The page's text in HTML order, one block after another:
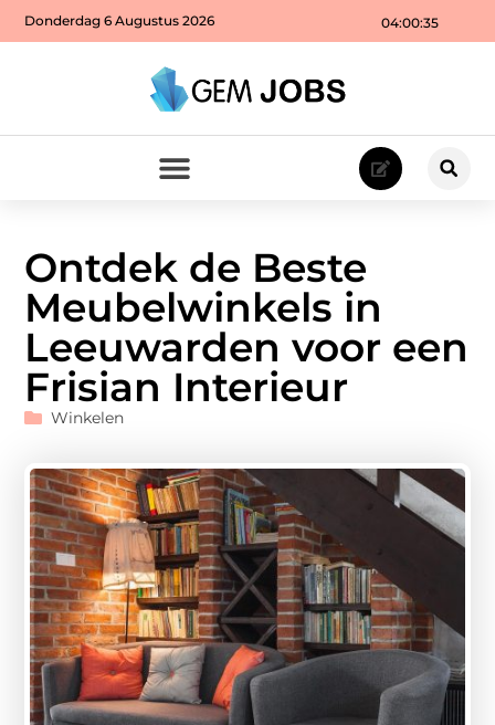
04:00:37
Donderdag 6 Augustus 2026
Ontdek de Beste
Meubelwinkels in
Leeuwarden voor een
Frisian Interieur
Winkelen